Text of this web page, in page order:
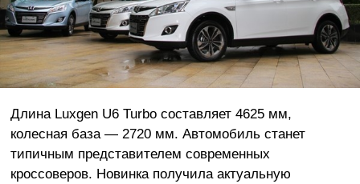
Длина Luxgen U6 Turbo составляет 4625 мм,
колесная база — 2720 мм. Автомобиль станет
типичным представителем современных
кроссоверов. Новинка получила актуальную